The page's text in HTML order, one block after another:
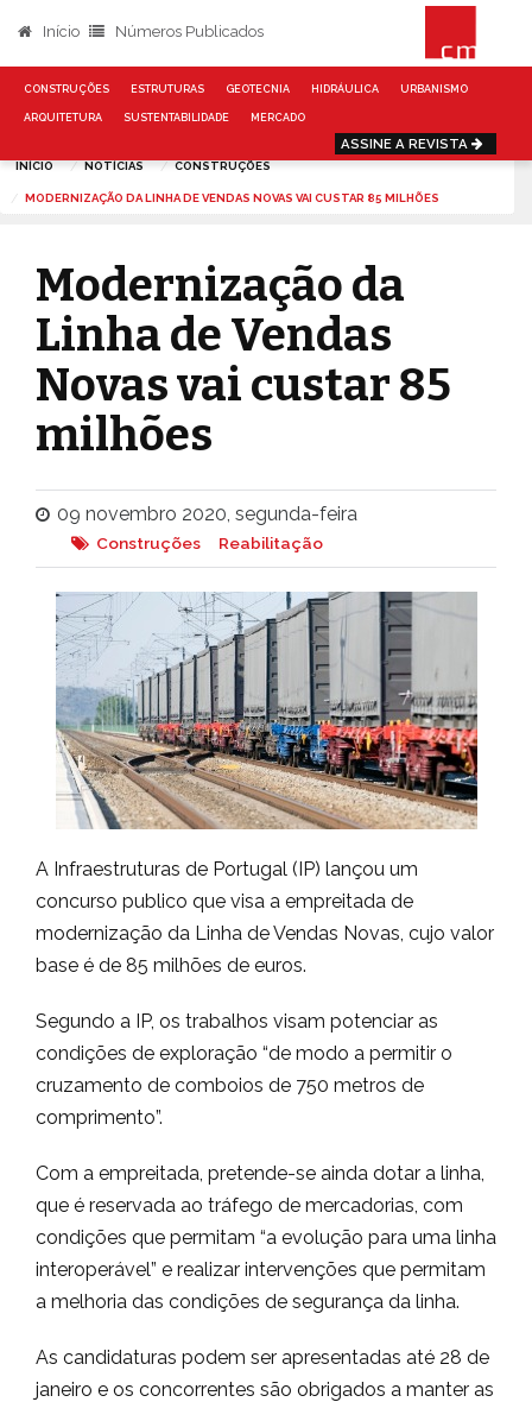
Início Números Publicados
CONSTRUÇÕES ESTRUTURAS GEOTECNIA HIDRÁULICA URBANISMO
ARQUITETURA SUSTENTABILIDADE MERCADO
ASSINE A REVISTA
INÍCIO NOTÍCIAS CONSTRUÇÕES
MODERNIZAÇÃO DA LINHA DE VENDAS NOVAS VAI CUSTAR 85 MILHÕES
Modernização da
Linha de Vendas
Novas vai custar 85
milhões
09 novembro 2020, segunda-feira
Construções Reabilitação
A Infraestruturas de Portugal (IP) lançou um
concurso publico que visa a empreitada de
modernização da Linha de Vendas Novas, cujo valor
base é de 85 milhões de euros.
Segundo a IP, os trabalhos visam potenciar as
condições de exploração “de modo a permitir o
cruzamento de comboios de 750 metros de
comprimento”.
Com a empreitada, pretende-se ainda dotar a linha,
que é reservada ao tráfego de mercadorias, com
condições que permitam “a evolução para uma linha
interoperável” e realizar intervenções que permitam
a melhoria das condições de segurança da linha.
As candidaturas podem ser apresentadas até 28 de
janeiro e os concorrentes são obrigados a manter as